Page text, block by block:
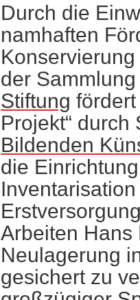
Durch die
namhaften
der
Stiftung
Projekt“
Bildenden
die
Arbeiten Hans
Neulagerung
gesichert zu